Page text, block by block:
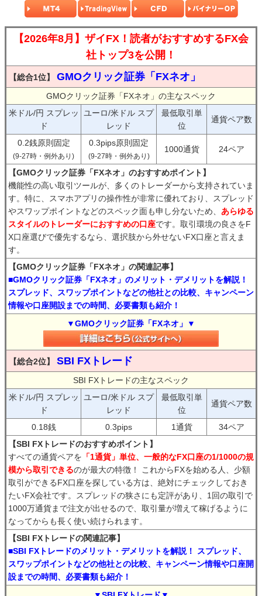
【2026年8月】ザイFX！読者がおすすめするFX会
社トップ3を公開！
【総合1位】 GMOクリック証券「FXネオ」
GMOクリック証券「FXネオ」の主なスペック
米ドル/円 スプレッ
ド
ユーロ/米ドル スプ
レッド
最低取引単
位
通貨ペア数
0.2銭原則固定
(9-27時・例外あり)
0.3pips原則固定
(9-27時・例外あり)
1000通貨 24ペア
【GMOクリック証券「FXネオ」のおすすめポイント】
機能性の高い取引ツールが、多くのトレーダーから支持されていま
す。特に、スマホアプリの操作性が非常に優れており、スプレッド
やスワップポイントなどのスペック面も申し分ないため、 あらゆる
スタイルのトレーダーにおすすめの口座です。取引環境の良さをF
X口座選びで優先するなら、選択肢から外せないFX口座と言えま
す。
【GMOクリック証券「FXネオ」の関連記事】
■GMOクリック証券「FXネオ」のメリット・デメリットを解説！
スプレッド、スワップポイントなどの他社との比較、キャンペーン
情報や口座開設までの時間、必要書類も紹介！
▼GMOクリック証券「FXネオ」▼
【総合2位】 SBI FXトレード
SBI FXトレードの主なスペック
米ドル/円 スプレッ
ド
ユーロ/米ドル スプ
レッド
最低取引単
位
通貨ペア数
0.18銭 0.3pips 1通貨
34ペア
【SBI FXトレードのおすすめポイント】
すべての通貨ペアを 「1通貨」単位、一般的なFX口座の1/1000の規
模から取引できるのが最大の特徴！ これからFXを始める人、少額
取引ができるFX口座を探している方は、絶対にチェックしておき
たいFX会社です。スプレッドの狭さにも定評があり、1回の取引で
1000万通貨まで注文が出せるので、取引量が増えて稼げるように
なってからも長く使い続けられます。
【SBI FXトレードの関連記事】
■SBI FXトレードのメリット・デメリットを解説！ スプレッド、
スワップポイントなどの他社との比較、キャンペーン情報や口座開
設までの時間、必要書類も紹介！